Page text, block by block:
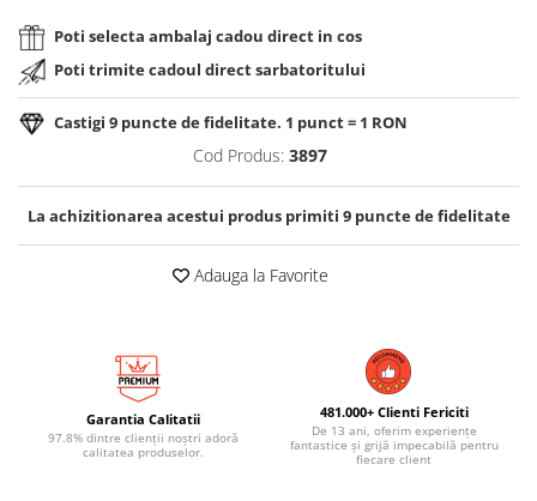
Poti selecta ambalaj cadou direct in cos
Poti trimite cadoul direct sarbatoritului
Castigi 9 puncte de fidelitate. 1 punct = 1 RON
Cod Produs: 3897
La achizitionarea acestui produs primiti 9puncte de fidelitate
Adauga la Favorite
Garantia Calitatii
97.8% dintre clienții noștri adoră
calitatea produselor.
481.000+ Clienti Fericiti
De 13 ani, oferim experiențe
fantastice și grijă impecabilă pentru
fiecare client